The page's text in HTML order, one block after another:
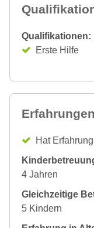
Qualifikationen:
Erste Hilfe
Erfahrungen
Hat
4 Jahren
Gleichzeitige
5 Kindern